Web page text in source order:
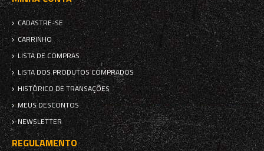
CADASTRE-SE
CARRINHO
LISTA DE COMPRAS
LISTA DOS PRODUTOS COMPRADOS
HISTÓRICO DE TRANSAÇÕES
MEUS DESCONTOS
NEWSLETTER
REGULAMENTO